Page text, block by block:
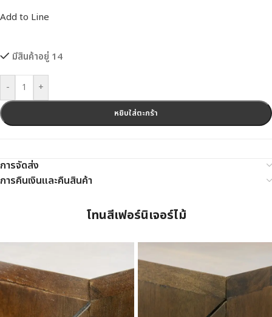
Add to Line
มีสินค้าอยู่ 14
- +
หยิบใส่ตะกร้า
การจัดส่ง
การคืนเงินและคืนสินค้า
โทนสีเฟอร์นิเจอร์ไม้